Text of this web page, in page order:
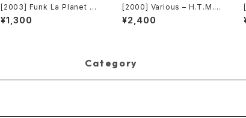
[2003] Funk La Planet – Y
ou Gave Me Love (Funk
La Planet 007)[Funk La P
¥1,300
[2000] Various – H.T.M. /
Back To The "Disco" ~私
もDiscoへ連れていって~ Re
¥2,400
Category